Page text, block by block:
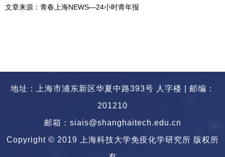
文章来源： 青春上海NEWS—24小时青年报
地址：上海市浦东新区华夏中路393号 人字楼 | 邮编：
201210
邮箱：siais@shanghaitech.edu.cn
Copyright © 2019 上海科技大学免疫化学研究所 版权所